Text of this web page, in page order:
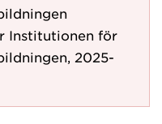
Institutionen för
2025-